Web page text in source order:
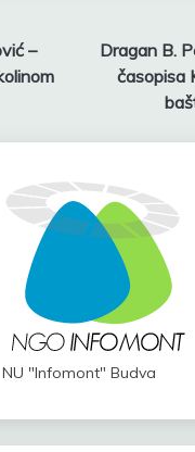
–
Dragan B.
časopisa
NU "Infomont" Budva